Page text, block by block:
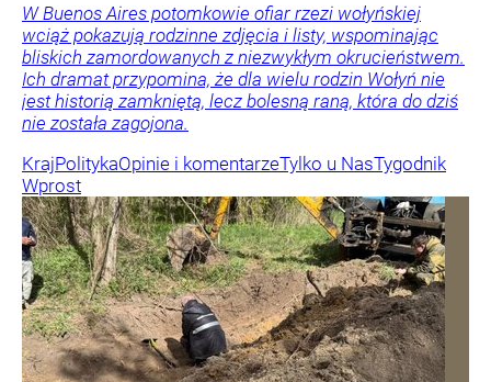
W Buenos Aires potomkowie ofiar rzezi wołyńskiej
wciąż pokazują rodzinne zdjęcia i listy, wspominając
bliskich zamordowanych z niezwykłym okrucieństwem.
Ich dramat przypomina, że dla wielu rodzin Wołyń nie
jest historią zamkniętą, lecz bolesną raną, która do dziś
nie została zagojona.
KrajPolitykaOpinie i komentarzeTylko u NasTygodnik
Wprost